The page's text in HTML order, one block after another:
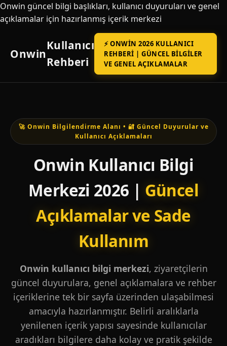
Onwin güncel bilgi başlıkları, kullanıcı duyuruları ve genel
açıklamalar için hazırlanmış içerik merkezi
Onwin
Kullanıcı
Rehberi
⚡ ONWIN 2026 KULLANICI
REHBERI | GÜNCEL BILGILER
VE GENEL AÇIKLAMALAR
🚀 Onwin Bilgilendirme Alanı • 🔐 Güncel Duyurular ve
Kullanıcı Açıklamaları
Onwin Kullanıcı Bilgi
Merkezi 2026 | Güncel
Açıklamalar ve Sade
Kullanım
Onwin kullanıcı bilgi merkezi, ziyaretçilerin
güncel duyurulara, genel açıklamalara ve rehber
içeriklerine tek bir sayfa üzerinden ulaşabilmesi
amacıyla hazırlanmıştır. Belirli aralıklarla
yenilenen içerik yapısı sayesinde kullanıcılar
aradıkları bilgilere daha kolay ve pratik şekilde